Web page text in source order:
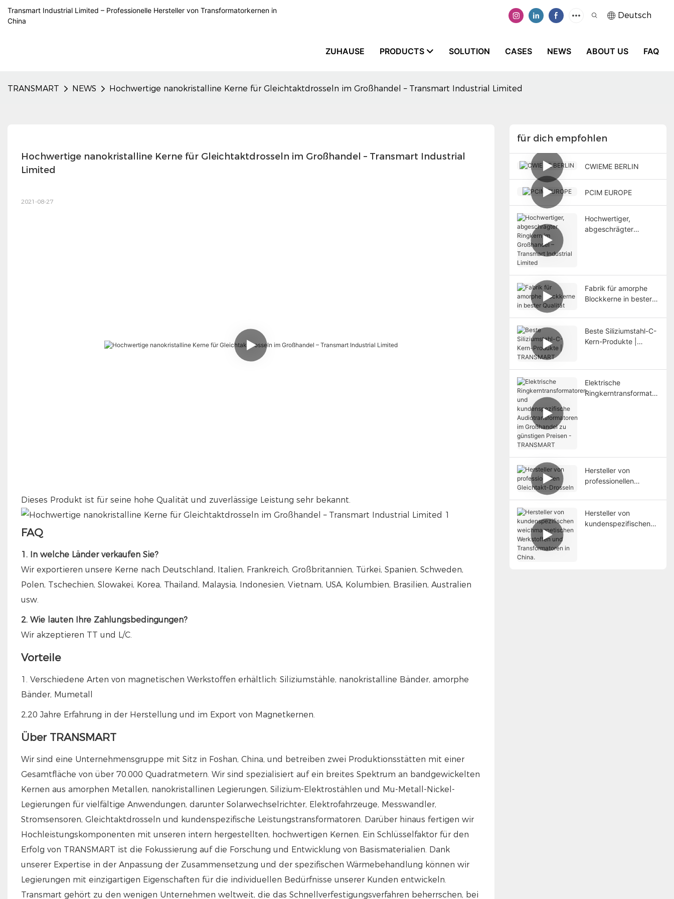
Transmart Industrial Limited – Professionelle Hersteller von Transformatorkernen in
China
Deutsch
ZUHAUSE PRODUCTS SOLUTION CASES NEWS ABOUT US FAQ
TRANSMART NEWS Hochwertige nanokristalline Kerne für Gleichtaktdrosseln im Großhandel – Transmart Industrial Limited
Hochwertige nanokristalline Kerne für Gleichtaktdrosseln im Großhandel – Transmart Industrial
Limited
2021-08-27
Dieses Produkt ist für seine hohe Qualität und zuverlässige Leistung sehr bekannt.
FAQ
1. In welche Länder verkaufen Sie?
Wir exportieren unsere Kerne nach Deutschland, Italien, Frankreich, Großbritannien, Türkei, Spanien, Schweden,
Polen, Tschechien, Slowakei, Korea, Thailand, Malaysia, Indonesien, Vietnam, USA, Kolumbien, Brasilien, Australien
usw.
2. Wie lauten Ihre Zahlungsbedingungen?
Wir akzeptieren TT und L/C.
Vorteile
1. Verschiedene Arten von magnetischen Werkstoffen erhältlich: Siliziumstähle, nanokristalline Bänder, amorphe
Bänder, Mumetall
2,20 Jahre Erfahrung in der Herstellung und im Export von Magnetkernen.
Über TRANSMART
Wir sind eine Unternehmensgruppe mit Sitz in Foshan, China, und betreiben zwei Produktionsstätten mit einer
Gesamtfläche von über 70.000 Quadratmetern. Wir sind spezialisiert auf ein breites Spektrum an bandgewickelten
Kernen aus amorphen Metallen, nanokristallinen Legierungen, Silizium-Elektrostählen und Mu-Metall-Nickel-
Legierungen für vielfältige Anwendungen, darunter Solarwechselrichter, Elektrofahrzeuge, Messwandler,
Stromsensoren, Gleichtaktdrosseln und kundenspezifische Leistungstransformatoren. Darüber hinaus fertigen wir
Hochleistungskomponenten mit unseren intern hergestellten, hochwertigen Kernen. Ein Schlüsselfaktor für den
Erfolg von TRANSMART ist die Fokussierung auf die Forschung und Entwicklung von Basismaterialien. Dank
unserer Expertise in der Anpassung der Zusammensetzung und der spezifischen Wärmebehandlung können wir
Legierungen mit einzigartigen Eigenschaften für die individuellen Bedürfnisse unserer Kunden entwickeln.
Transmart gehört zu den wenigen Unternehmen weltweit, die das Schnellverfestigungsverfahren beherrschen, bei
für dich empfohlen
CWIEME BERLIN
PCIM EUROPE
Hochwertiger,
abgeschrägter
Fabrik für amorphe
Blockkerne in bester
Beste Siliziumstahl-C-
Kern-Produkte |
Elektrische
Ringkerntransformator
TRANSMART
Hersteller von
professionellen
Hersteller von
kundenspezifischen